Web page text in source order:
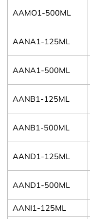
AAMO1-500ML
AANA1-125ML
AANA1-500ML
AANB1-125ML
AANB1-500ML
AAND1-125ML
AAND1-500ML
AANI1-125ML